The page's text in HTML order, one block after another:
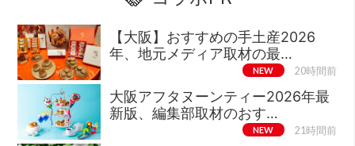
【大阪】おすすめの手土産2026
年、地元メディア取材の最…
NEW 20時間前
大阪アフタヌーンティー2026年最
新版、編集部取材のおす…
NEW 21時間前